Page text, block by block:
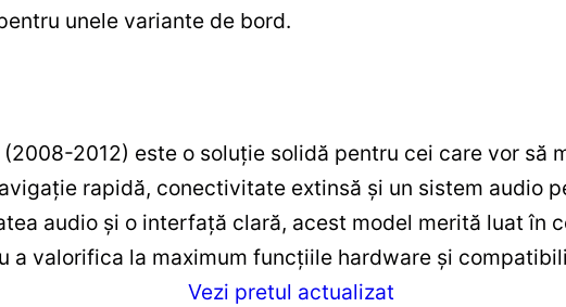
unele variante de bord.
(2008-2012) este o soluție solidă pentru cei care vor să
rapidă, conectivitate extinsă și un sistem audio
audio și o interfață clară, acest model merită luat în
a valorifica la maximum funcțiile hardware și
Vezi pretul actualizat